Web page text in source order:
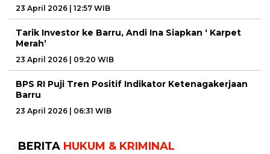
23 April 2026 | 12:57 WIB
Tarik Investor ke Barru, Andi Ina Siapkan ‘ Karpet
Merah’
23 April 2026 | 09:20 WIB
BPS RI Puji Tren Positif Indikator Ketenagakerjaan
Barru
23 April 2026 | 06:31 WIB
BERITA HUKUM & KRIMINAL